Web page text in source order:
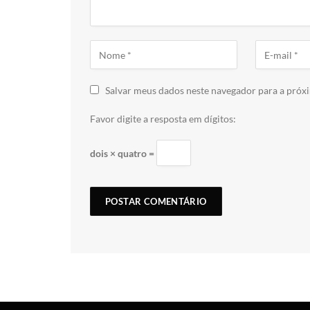
Salvar meus dados neste navegador para a
Favor digite a resposta em dígitos:
dois × quatro =